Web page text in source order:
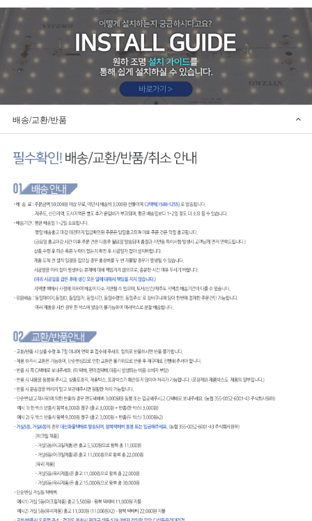
배송/교환/반품